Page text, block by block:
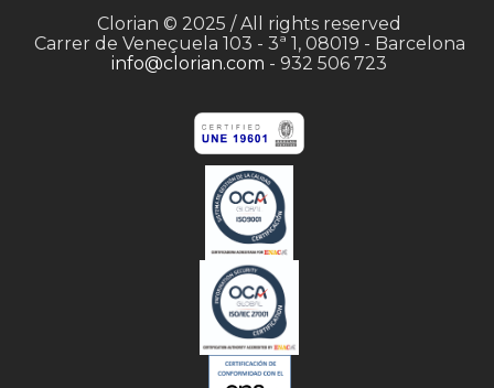
Clorian © 2025 / All rights reserved
Carrer de Veneçuela 103 - 3ª 1, 08019 - Barcelona
info@clorian.com - 932 506 723